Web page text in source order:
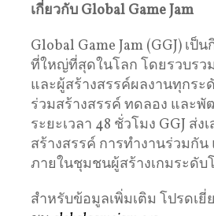
เกี่ยวกับ Global Game Jam
Global Game Jam (GGJ) เป็
ที่ใหญ่ที่สุดในโลก โดยรวบร
และผู้สร้างสรรค์ผลงานทุกร
ร่วมสร้างสรรค์ ทดลอง และ
ระยะเวลา 48 ชั่วโมง GGJ ส่
สร้างสรรค์ การทำงานร่วมกัน
ภายในชุมชนผู้สร้างเกมระดับ
สำหรับข้อมูลเพิ่มเติม โปรดเยี่